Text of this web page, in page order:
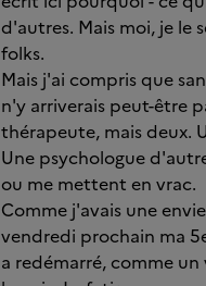
d'autres. Mais moi, je le
folks.
Mais j'ai compris que
n'y arriverais peut-être
thérapeute, mais deux.
Une psychologue
ou me mettent en vrac.
Comme j'avais une
vendredi prochain ma
a redémarré, comme